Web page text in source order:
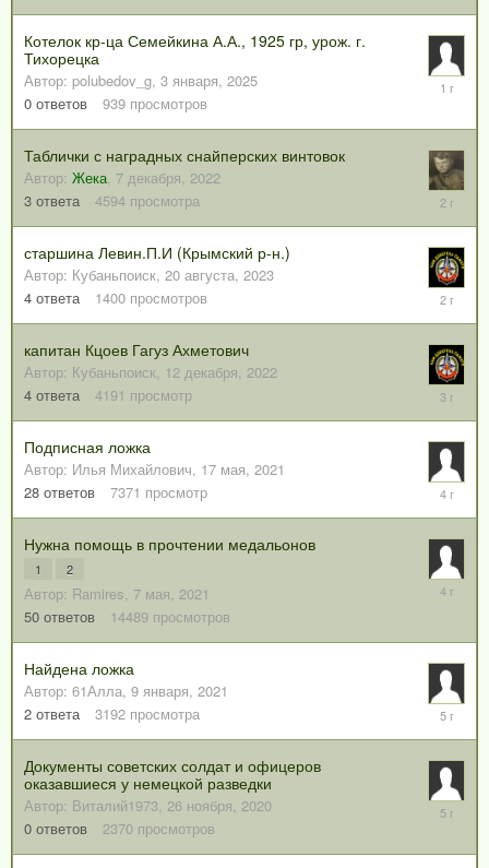
2025
Котелок кр-ца Семейкина А.А., 1925 гр, урож. г.
Тихорецка
Автор: polubedov_g, 3 января, 2025
0 ответов 939 просмотров
Таблички с наградных снайперских винтовок
Автор: Жека, 7 декабря, 2022
3 ответа 4594 просмотра
2023
старшина Левин.П.И (Крымский р-н.)
Автор: Кубаньпоиск, 20 августа, 2023
4 ответа 1400 просмотров
25
2023
капитан Кцоев Гагуз Ахметович
Автор: Кубаньпоиск, 12 декабря, 2022
4 ответа 4191 просмотр
12
2022
Подписная ложка
Автор: Илья Михайлович, 17 мая, 2021
28 ответов 7371 просмотр
2022
Нужна помощь в прочтении медальонов
1 2
Автор: Ramires, 7 мая, 2021
50 ответов 14489 просмотров
19
Найдена ложка
Автор: 61Алла, 9 января, 2021
2 ответа 3192 просмотра
10
2021
Документы советских солдат и офицеров
оказавшиеся у немецкой разведки
Автор: Виталий1973, 26 ноября, 2020
0 ответов 2370 просмотров
26